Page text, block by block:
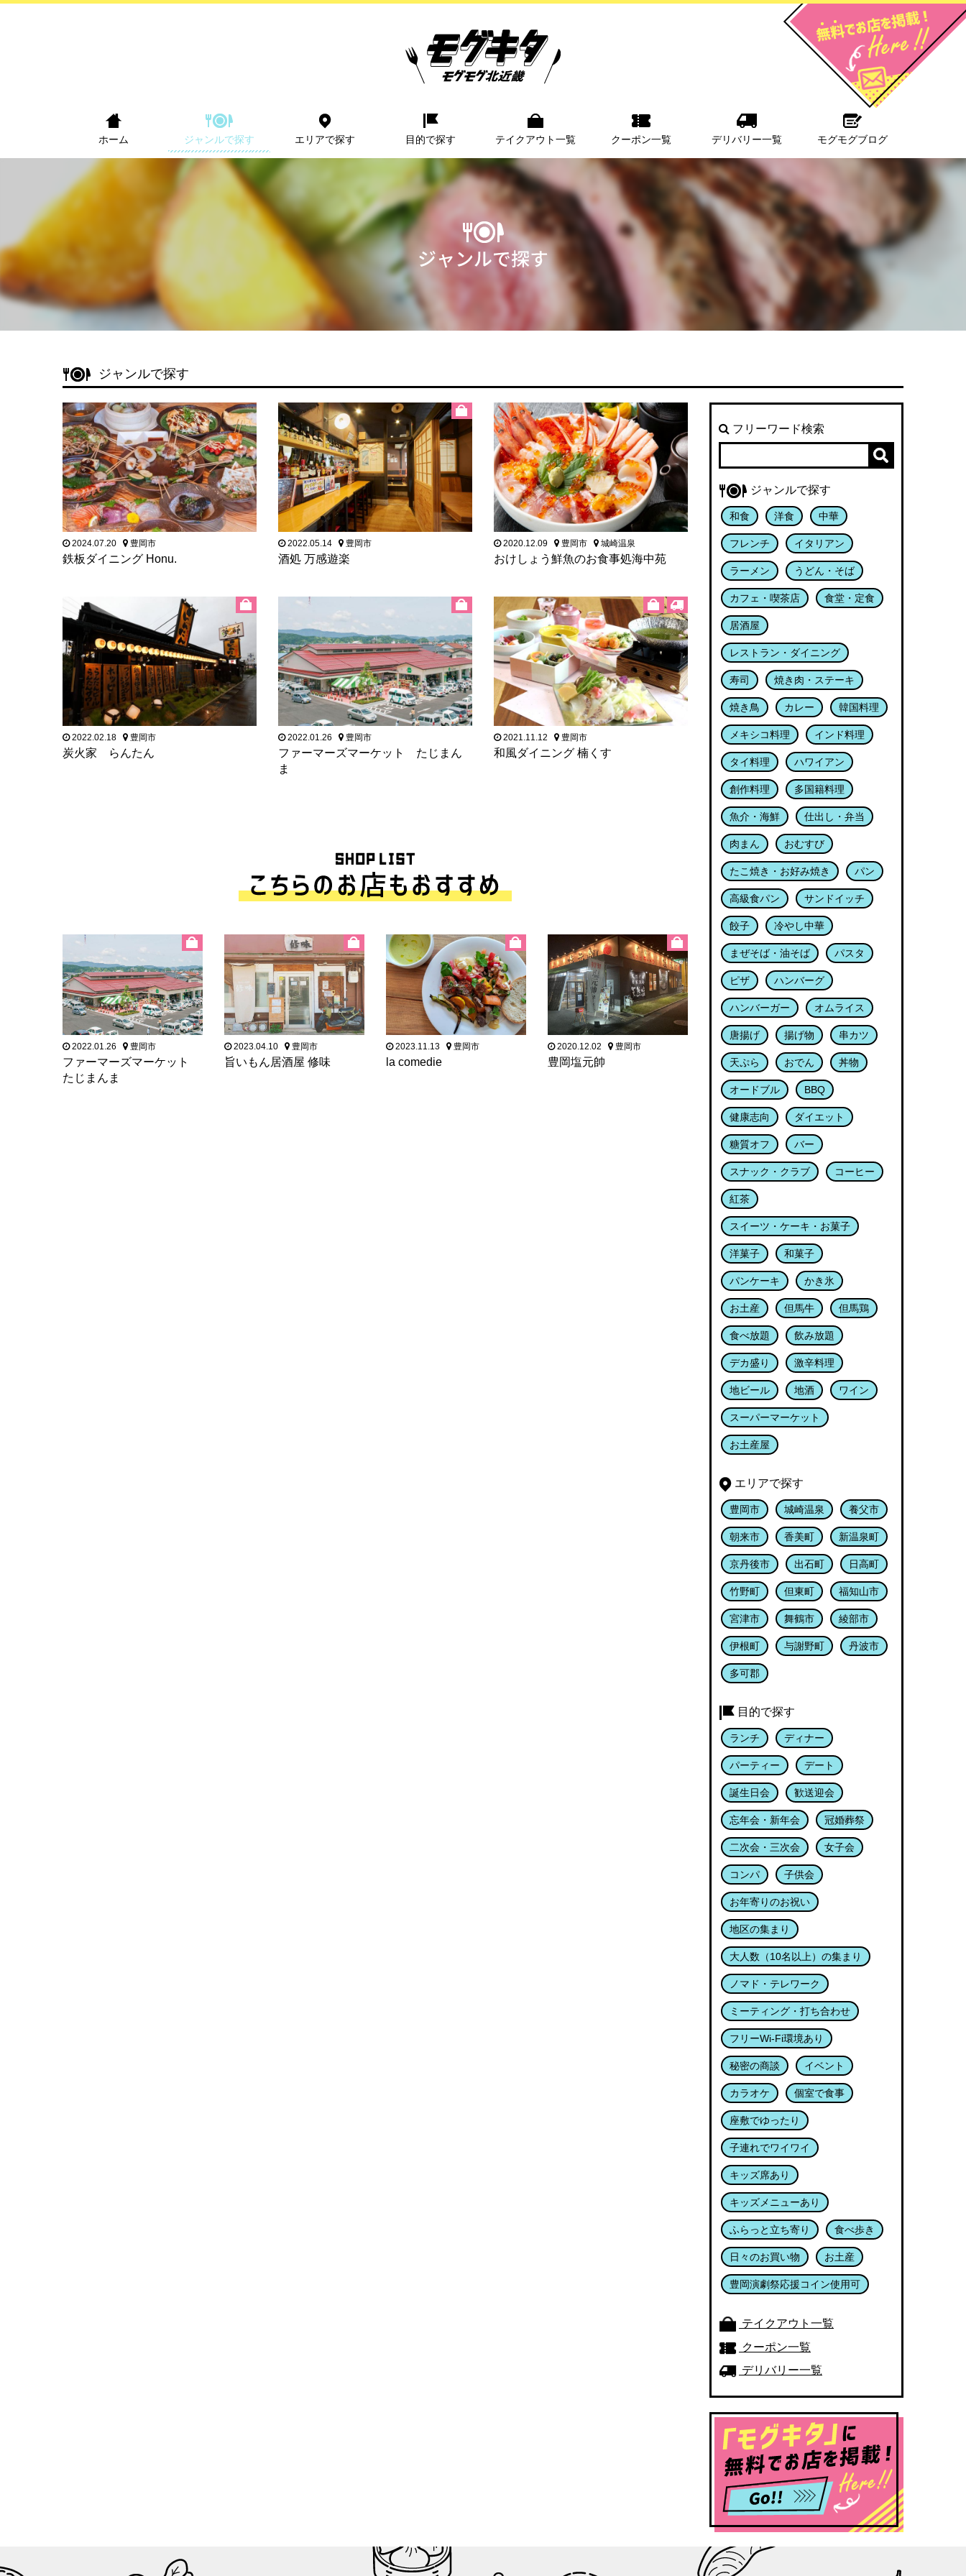
ホーム ジャンルで探す エリアで探す 目的で探す テイクアウト一覧 クーポン一覧 デリバリー一覧 モグモグブログ
ジャンルで探す
2024.07.20 豊岡市
鉄板ダイニング Honu.
2022.05.14 豊岡市
酒処 万感遊楽
2020.12.09 豊岡市 城崎温泉
おけしょう鮮魚のお食事処海中苑
2022.02.18 豊岡市
炭火家 らんたん
2022.01.26 豊岡市
ファーマーズマーケット たじまん
ま
2021.11.12 豊岡市
和風ダイニング 楠くす
2022.01.26 豊岡市
ファーマーズマーケット
たじまんま
2023.04.10 豊岡市
旨いもん居酒屋 修味
2023.11.13 豊岡市
la comedie
2020.12.02 豊岡市
豊岡塩元帥
フリーワード検索
ジャンルで探す
和食 洋食 中華
フレンチ イタリアン
ラーメン うどん・そば
カフェ・喫茶店 食堂・定食
居酒屋
レストラン・ダイニング
寿司 焼き肉・ステーキ
焼き鳥 カレー 韓国料理
メキシコ料理 インド料理
タイ料理 ハワイアン
創作料理 多国籍料理
魚介・海鮮 仕出し・弁当
肉まん おむすび
たこ焼き・お好み焼き パン
高級食パン サンドイッチ
餃子 冷やし中華
まぜそば・油そば パスタ
ピザ ハンバーグ
ハンバーガー オムライス
唐揚げ 揚げ物 串カツ
天ぷら おでん 丼物
オードブル BBQ
健康志向 ダイエット
糖質オフ バー
スナック・クラブ コーヒー
紅茶
スイーツ・ケーキ・お菓子
洋菓子 和菓子
パンケーキ かき氷
お土産 但馬牛 但馬鶏
食べ放題 飲み放題
デカ盛り 激辛料理
地ビール 地酒 ワイン
スーパーマーケット
お土産屋
エリアで探す
豊岡市 城崎温泉 養父市
朝来市 香美町 新温泉町
京丹後市 出石町 日高町
竹野町 但東町 福知山市
宮津市 舞鶴市 綾部市
伊根町 与謝野町 丹波市
多可郡
目的で探す
ランチ ディナー
パーティー デート
誕生日会 歓送迎会
忘年会・新年会 冠婚葬祭
二次会・三次会 女子会
コンパ 子供会
お年寄りのお祝い
地区の集まり
大人数（10名以上）の集まり
ノマド・テレワーク
ミーティング・打ち合わせ
フリーWi-Fi環境あり
秘密の商談 イベント
カラオケ 個室で食事
座敷でゆったり
子連れでワイワイ
キッズ席あり
キッズメニューあり
ふらっと立ち寄り 食べ歩き
日々のお買い物 お土産
豊岡演劇祭応援コイン使用可
テイクアウト一覧
クーポン一覧
デリバリー一覧